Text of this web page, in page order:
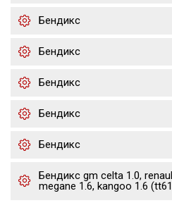
Бендикс
Бендикс
Бендикс
Бендикс
Бендикс
Бендикс gm celta 1.0,
megane 1.6, kangoo 1.6